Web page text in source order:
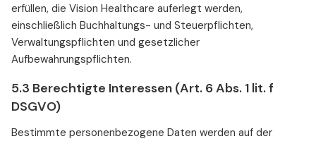
erfüllen, die Vision Healthcare auferlegt werden,
einschließlich Buchhaltungs- und Steuerpflichten,
Verwaltungspflichten und gesetzlicher
Aufbewahrungspflichten.
5.3 Berechtigte Interessen (Art. 6 Abs. 1 lit. f
DSGVO)
Bestimmte personenbezogene Daten werden auf der